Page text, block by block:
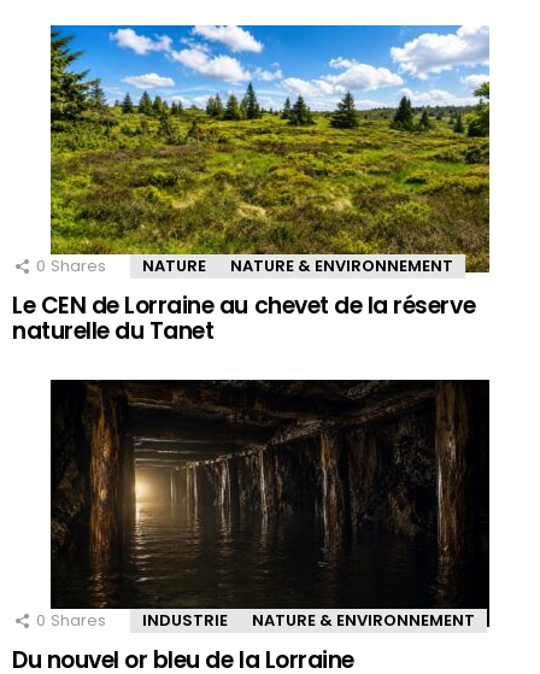
0 Shares NATURE NATURE & ENVIRONNEMENT
Le CEN de Lorraine au chevet de la réserve
naturelle du Tanet
0 Shares INDUSTRIE NATURE & ENVIRONNEMENT
Du nouvel or bleu de la Lorraine